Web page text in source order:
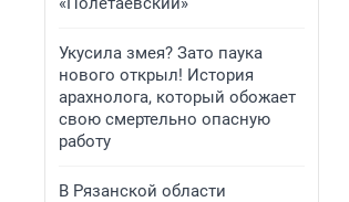
Укусила змея? Зато паука
нового открыл! История
арахнолога, который обожает
свою смертельно опасную
работу
В Рязанской области